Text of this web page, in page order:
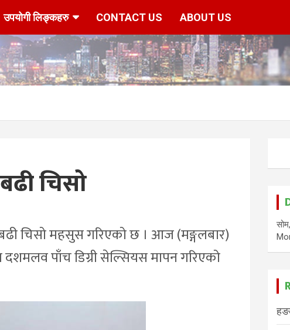
उपयोगी लिङ्कहरु CONTACT US ABOUT US
चिसो
चिसो महसुस गरिएको छ । आज (मङ्गलबार)
पाँच डिग्री सेल्सियस मापन गरिएको